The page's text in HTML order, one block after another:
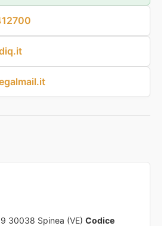
30038 Spinea (VE) Codice